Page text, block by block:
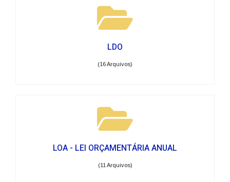
LDO
(16 Arquivos)
LOA - LEI ORÇAMENTÁRIA ANUAL
(11 Arquivos)